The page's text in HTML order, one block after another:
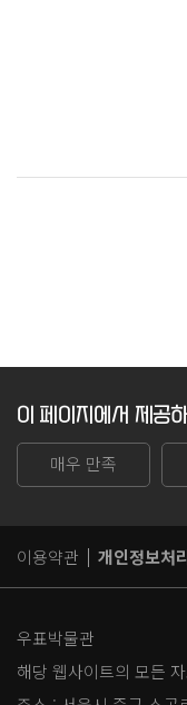
이 페이지에서 제공
매우 만족
이용약관 개인정보처
우표박물관
해당 웹사이트의 모든